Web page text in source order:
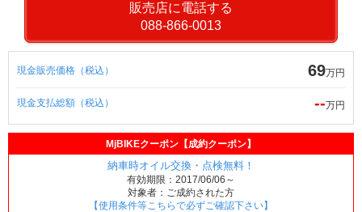
販売店に電話する
088-866-0013
現金販売価格（税込） 69万円
現金支払総額（税込） --万円
MjBIKEクーポン【成約クーポン】
納車時オイル交換・点検無料！
有効期限：2017/06/06～
対象者：ご成約された方
【使用条件等こちらで必ずご確認下さい】